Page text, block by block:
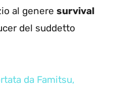
al genere survival
del suddetto
da Famitsu,